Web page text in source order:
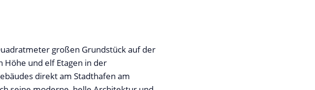
großen Grundstück auf der
und elf Etagen in der
direkt am Stadthafen am